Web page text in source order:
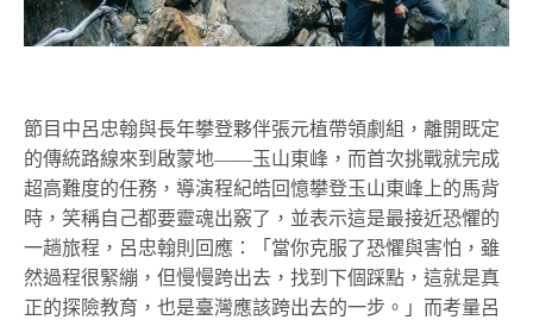
節目中呂忠翰與長年攀登夥伴張元植帶領劇組，離開既定
的傳統路線來到啟蒙地——玉山東峰，而首次挑戰就完成
超高難度的任務，導演程紀皓回憶攀登玉山東峰上的馬背
時，笑稱自己都要靈魂出竅了，並表示這是最接近恐懼的
一趟旅程，呂忠翰則回應：「當你克服了恐懼與害怕，雖
然過程很緊繃，但慢慢跨出去，找到下個踩點，這就是真
正的探險教育，也是臺灣應該跨出去的一步。」而考量呂